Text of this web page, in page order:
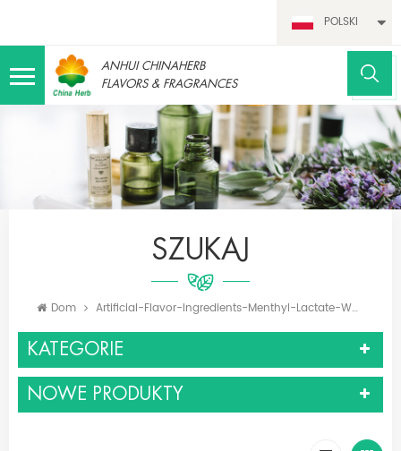
POLSKI
ANHUI CHINAHERB
FLAVORS & FRAGRANCES
SZUKAJ
Dom Artificial-Flavor-Ingredients-Menthyl-Lactate-White
KATEGORIE
NOWE PRODUKTY